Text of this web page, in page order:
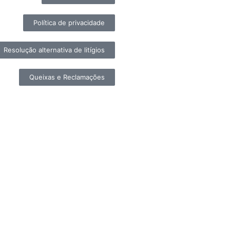
Política de privacidade
Resolução alternativa de litígios
Queixas e Reclamações